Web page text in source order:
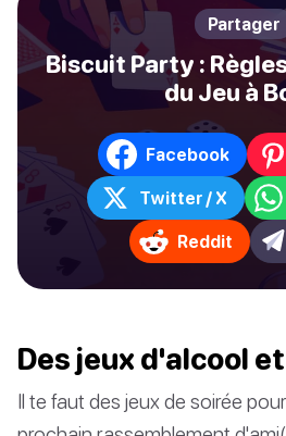
Partager
Biscuit Party :
du Jeu à
Facebook
Twitter / X
Reddit
Des jeux d'alcool
Il te faut des jeux de soirée